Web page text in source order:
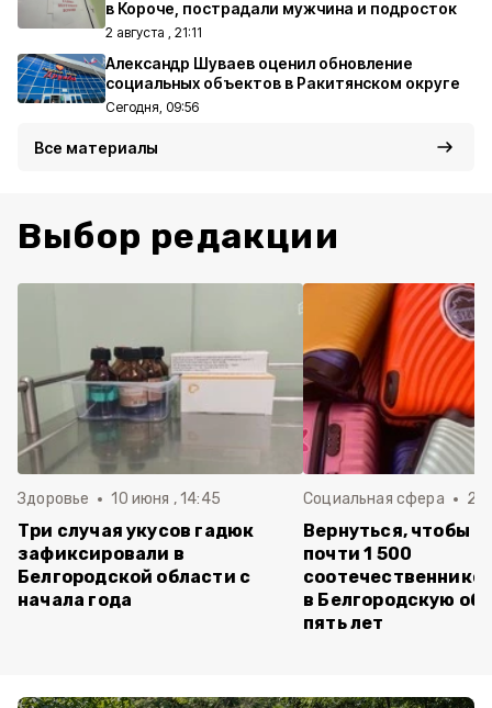
в Короче, пострадали мужчина и подросток
2 августа , 21:11
Александр Шуваев оценил обновление
социальных объектов в Ракитянском округе
Сегодня, 09:56
Все материалы
Выбор редакции
Здоровье 10 июня , 14:45
Три случая укусов гадюк
зафиксировали в
Белгородской области с
начала года
Социальная сфера 20
Вернуться, чтобы
почти 1 500
в Белгородскую
пять лет